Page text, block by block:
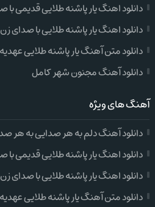
دانلود اهنگ یار پاشنه طلایی قدیمی با
دانلود اهنگ یار پاشنه طلایی با صدای
دانلود متن آهنگ یار پاشنه طلایی عهدیه
دانلود آهنگ مجنون شهر کامل
آهنگ های ویژه
دانلود آهنگ دلم به هر صدایی به هر
دانلود اهنگ یار پاشنه طلایی قدیمی با
دانلود اهنگ یار پاشنه طلایی با صدای
دانلود متن آهنگ یار پاشنه طلایی عهدیه